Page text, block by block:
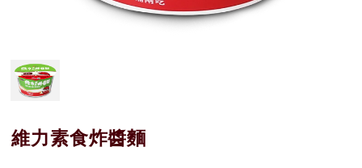
維力素食炸醬麵